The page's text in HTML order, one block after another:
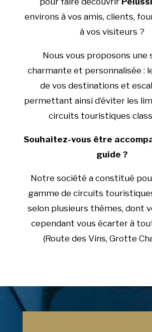
environs à vos amis, clients,
à vos visiteurs ?
Nous vous proposons une
charmante et personnalisée :
de vos destinations et
permettant ainsi d’éviter les
circuits touristiques
Souhaitez-vous être
guide ?
Notre société a constitué
gamme de circuits
selon plusieurs thèmes, dont
cependant vous écarter à
(Route des Vins, Grotte